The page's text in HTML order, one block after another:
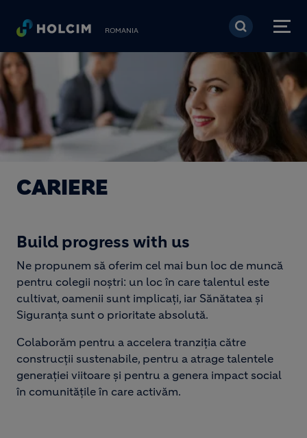
Mergi la conţinutul
ROMANIA
CARIERE
Build progress with us
Ne propunem să oferim cel mai bun loc de muncă
pentru colegii noștri: un loc în care talentul este
cultivat, oamenii sunt implicați, iar Sănătatea și
Siguranța sunt o prioritate absolută.
Colaborăm pentru a accelera tranziția către
construcții sustenabile, pentru a atrage talentele
generației viitoare și pentru a genera impact social
în comunitățile în care activăm.